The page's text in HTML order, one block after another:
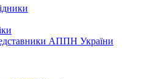
АППН України